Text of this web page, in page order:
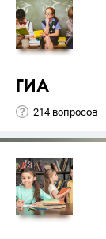
ГИА
214 вопросов